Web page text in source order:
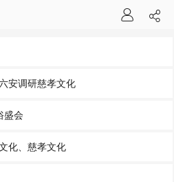
安调研慈孝文化
盛会
化、慈孝文化